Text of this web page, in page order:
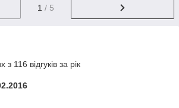
1 / 5
116 відгуків за рік